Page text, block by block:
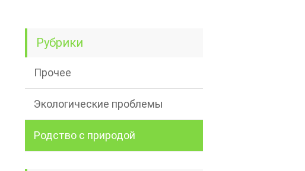
Рубрики
Прочее
Экологические проблемы
Родство с природой